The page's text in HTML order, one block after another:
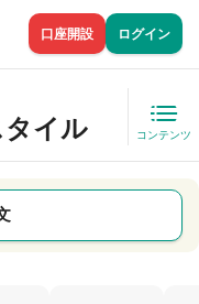
口座開設 ログイン
タイル コンテンツ